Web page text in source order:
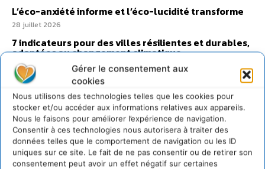
Gérer le consentement aux
cookies
Nous utilisons des technologies telles que les cookies pour
stocker et/ou accéder aux informations relatives aux appareils.
Nous le faisons pour améliorer l’expérience de navigation.
Consentir à ces technologies nous autorisera à traiter des
données telles que le comportement de navigation ou les ID
uniques sur ce site. Le fait de ne pas consentir ou de retirer son
consentement peut avoir un effet négatif sur certaines
L’éco-anxiété informe et l’éco-lucidité transforme
28 juillet 2026
7 indicateurs pour des villes résilientes et durables,
adaptées au changement climatique
27 juillet 2026